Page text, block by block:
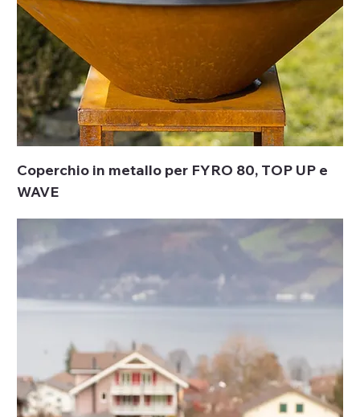
Coperchio in metallo per FYRO 80, TOP UP e
WAVE